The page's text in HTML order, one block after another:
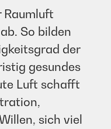
Raumluft
So bilden
der
gesundes
Luft schafft
sich viel